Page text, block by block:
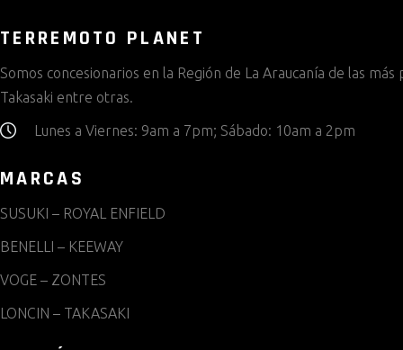
TERREMOTO PLANET
Somos concesionarios en la Región de La Araucanía de las
Takasaki entre otras.
Lunes a Viernes: 9am a 7pm; Sábado: 10am a 2pm
MARCAS
SUSUKI – ROYAL ENFIELD
BENELLI – KEEWAY
VOGE – ZONTES
LONCIN – TAKASAKI